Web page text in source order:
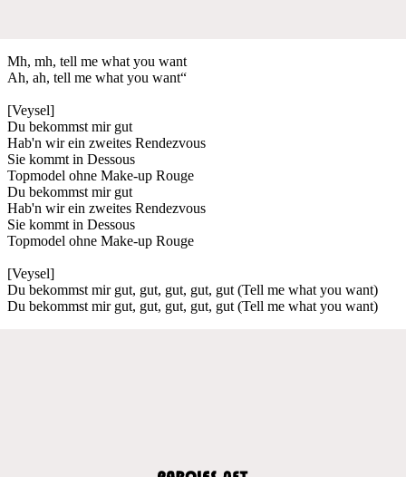
Mh, mh, tell me what you want
Ah, ah, tell me what you want“
[Veysel]
Du bekommst mir gut
Hab'n wir ein zweites Rendezvous
Sie kommt in Dessous
Topmodel ohne Make-up Rouge
Du bekommst mir gut
Hab'n wir ein zweites Rendezvous
Sie kommt in Dessous
Topmodel ohne Make-up Rouge
[Veysel]
Du bekommst mir gut, gut, gut, gut, gut (Tell me what you want)
Du bekommst mir gut, gut, gut, gut, gut (Tell me what you want)